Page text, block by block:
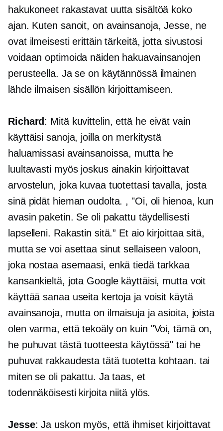
hakukoneet rakastavat uutta sisältöä koko
ajan. Kuten sanoit, on avainsanoja, Jesse, ne
ovat ilmeisesti erittäin tärkeitä, jotta sivustosi
voidaan optimoida näiden hakuavainsanojen
perusteella. Ja se on käytännössä ilmainen
lähde ilmaisen sisällön kirjoittamiseen.
Richard: Mitä kuvittelin, että he eivät vain
käyttäisi sanoja, joilla on merkitystä
haluamissasi avainsanoissa, mutta he
luultavasti myös joskus ainakin kirjoittavat
arvostelun, joka kuvaa tuotettasi tavalla, josta
sinä pidät hieman oudolta. , "Oi, oli hienoa, kun
avasin paketin. Se oli pakattu täydellisesti
lapselleni. Rakastin sitä.” Et aio kirjoittaa sitä,
mutta se voi asettaa sinut sellaiseen valoon,
joka nostaa asemaasi, enkä tiedä tarkkaa
kansankieltä, jota Google käyttäisi, mutta voit
käyttää sanaa useita kertoja ja voisit käytä
avainsanoja, mutta on ilmaisuja ja asioita, joista
olen varma, että tekoäly on kuin "Voi, tämä on,
he puhuvat tästä tuotteesta käytössä" tai he
puhuvat rakkaudesta tätä tuotetta kohtaan. tai
miten se oli pakattu. Ja taas, et
todennäköisesti kirjoita niitä ylös.
Jesse: Ja uskon myös, että ihmiset kirjoittavat